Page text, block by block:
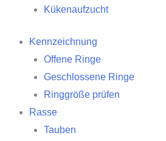
Kükenaufzucht
Kennzeichnung
Offene Ringe
Geschlossene Ringe
Ringgröße prüfen
Rasse
Tauben